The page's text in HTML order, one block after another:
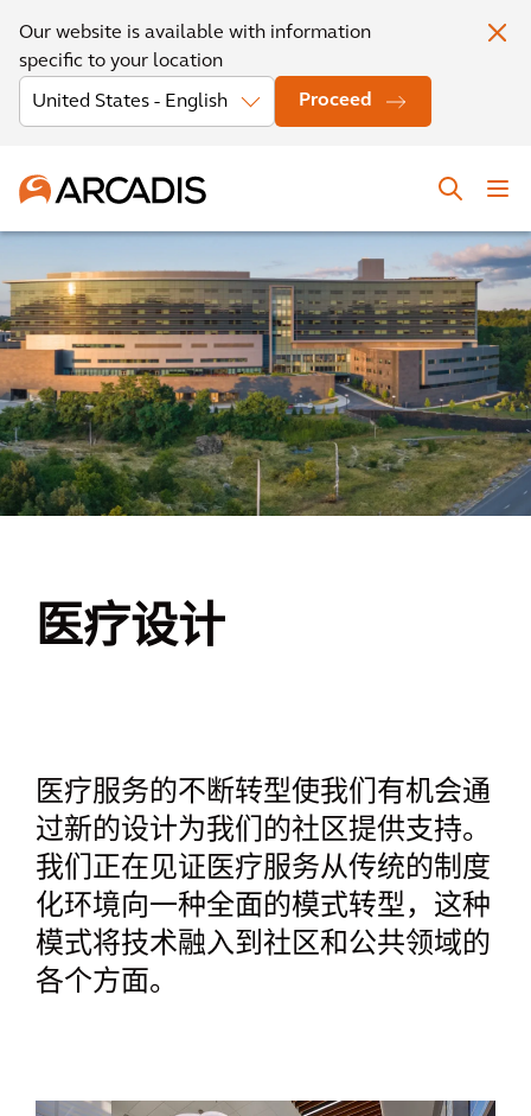
Our website is available with information
specific to your location
Proceed
医疗设计
医疗服务的不断转型使我们有机会通
过新的设计为我们的社区提供支持。
我们正在见证医疗服务从传统的制度
化环境向一种全面的模式转型，这种
模式将技术融入到社区和公共领域的
各个方面。